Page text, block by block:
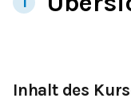
Inhalt des